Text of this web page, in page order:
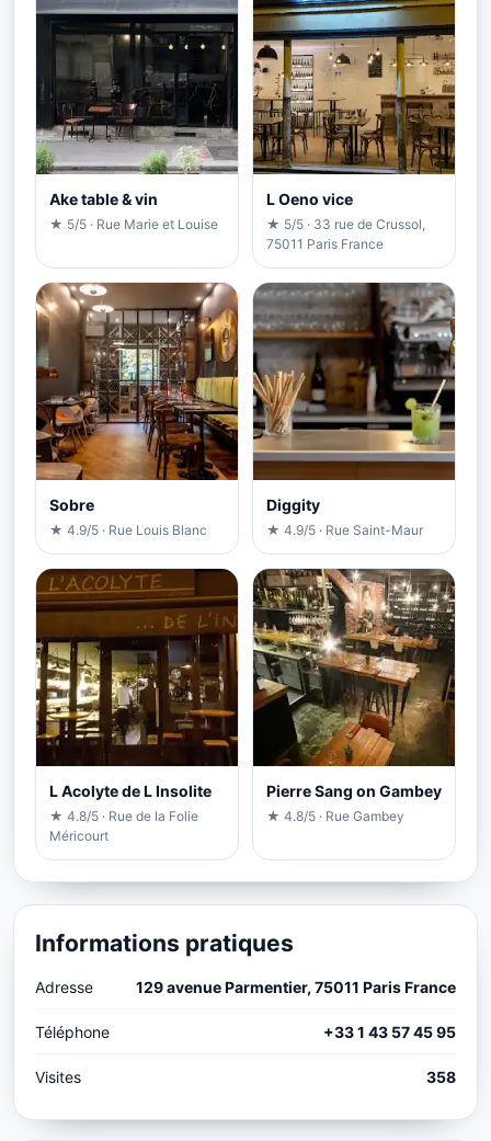
Ake table & vin
★ 5/5 · Rue Marie et Louise
L Oeno vice
★ 5/5 · 33 rue de Crussol,
75011 Paris France
Sobre
★ 4.9/5 · Rue Louis Blanc
Diggity
★ 4.9/5 · Rue Saint-Maur
L Acolyte de L Insolite
★ 4.8/5 · Rue de la Folie
Méricourt
Pierre Sang on Gambey
★ 4.8/5 · Rue Gambey
Informations pratiques
Adresse 129 avenue Parmentier, 75011 Paris France
Téléphone +33 1 43 57 45 95
Visites 358